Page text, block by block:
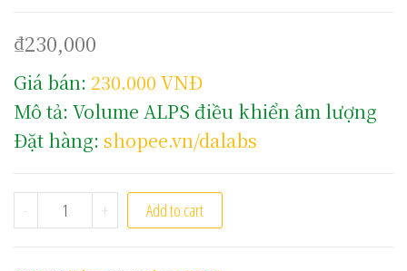
₫230,000
Giá bán: 230.000 VNĐ
Mô tả: Volume ALPS điều khiển âm lượng
Đặt hàng: shopee.vn/dalabs
- Volume điều khiển âm lượng ALPS27 quantity
+ Add to cart